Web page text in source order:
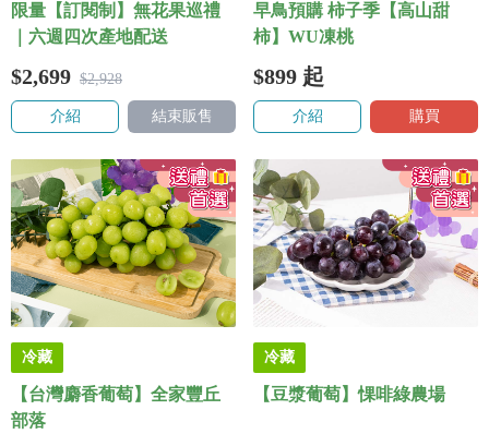
限量【訂閱制】無花果巡禮
｜六週四次產地配送
$2,699 $2,928
介紹 結束販售
早鳥預購 柿子季【高山甜
柿】WU凍桃
$899 起
介紹 購買
冷藏
【台灣麝香葡萄】全家豐丘
部落
冷藏
【豆漿葡萄】惈啡綠農場